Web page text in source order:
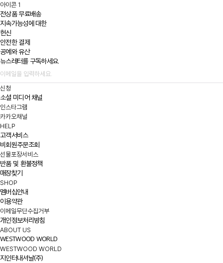
아이콘 1
전상품 무료배송
지속가능성에 대한
헌신
안전한 결제
공예와 유산
뉴스레터를 구독하세요.
신청
소셜 미디어 채널
인스타그램
카카오채널
HELP
고객서비스
비회원주문조회
선물포장서비스
반품 및 환불정책
매장찾기
SHOP
멤버십안내
이용약관
이메일무단수집거부
개인정보처리방침
ABOUT US
WESTWOOD WORLD
WESTWOOD WORLD
지인터내셔날(주)